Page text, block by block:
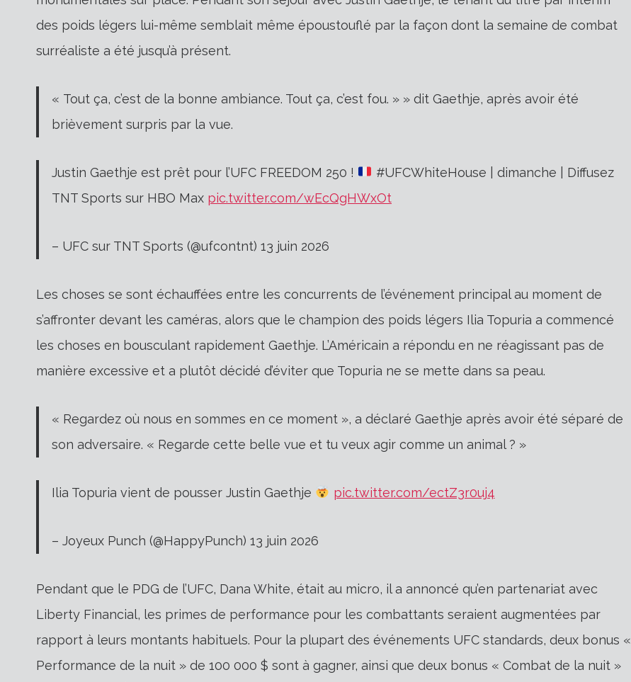
des poids légers lui-même semblait même époustouflé par la façon dont la semaine de combat
surréaliste a été jusqu’à présent.
« Tout ça, c’est de la bonne ambiance. Tout ça, c’est fou. » » dit Gaethje, après avoir été
brièvement surpris par la vue.
Justin Gaethje est prêt pour l’UFC FREEDOM 250 !
#UFCWhiteHouse | dimanche | Diffusez
TNT Sports sur HBO Max pic.twitter.com/wEcQgHWxOt
– UFC sur TNT Sports (@ufcontnt) 13 juin 2026
Les choses se sont échauffées entre les concurrents de l’événement principal au moment de
s’affronter devant les caméras, alors que le champion des poids légers Ilia Topuria a commencé
les choses en bousculant rapidement Gaethje. L’Américain a répondu en ne réagissant pas de
manière excessive et a plutôt décidé d’éviter que Topuria ne se mette dans sa peau.
« Regardez où nous en sommes en ce moment », a déclaré Gaethje après avoir été séparé de
son adversaire. « Regarde cette belle vue et tu veux agir comme un animal ? »
Ilia Topuria vient de pousser Justin Gaethje pic.twitter.com/ectZ3r0uj4
– Joyeux Punch (@HappyPunch) 13 juin 2026
Pendant que le PDG de l’UFC, Dana White, était au micro, il a annoncé qu’en partenariat avec
Liberty Financial, les primes de performance pour les combattants seraient augmentées par
rapport à leurs montants habituels. Pour la plupart des événements UFC standards, deux bonus «
Performance de la nuit » de 100 000 $ sont à gagner, ainsi que deux bonus « Combat de la nuit »